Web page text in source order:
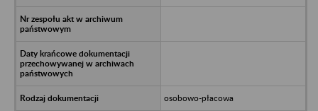
osobowo-płacowa